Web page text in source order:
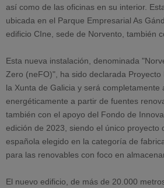
así como de las oficinas en su interior.
ubicada en el Parque Empresarial As
edificio CIne, sede de Norvento, también
Esta nueva instalación, denominada
Zero (neFO)", ha sido declarada
la Xunta de Galicia y será completamente
energéticamente a partir de fuentes
también con el apoyo del Fondo de
edición de 2023, siendo el único proyecto
española elegido en la categoría de
para las renovables con foco en
El nuevo edificio, de más de 20.000